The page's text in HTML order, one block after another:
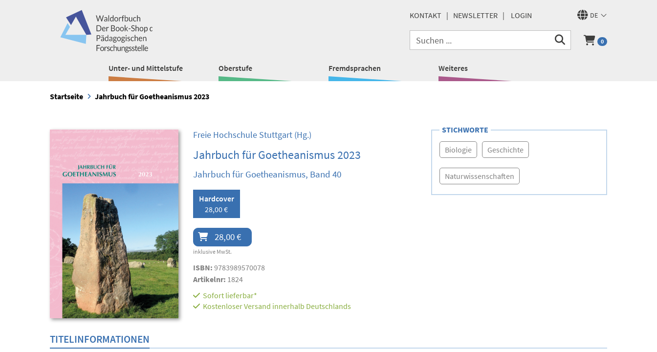
DE
KONTAKT NEWSLETTER LOGIN
0
Unter- und Mittelstufe Oberstufe Fremdsprachen Weiteres
Startseite Jahrbuch für Goetheanismus 2023
Freie Hochschule Stuttgart(Hg.)
Jahrbuch für Goetheanismus 2023
Jahrbuch für Goetheanismus, Band 40
Hardcover
28,00 €
28,00 €
inklusive MwSt.
ISBN: 9783989570078
Artikelnr: 1824
Sofort lieferbar*
Kostenloser Versand innerhalb Deutschlands
STICHWORTE
Biologie Geschichte
Naturwissenschaften
TITELINFORMATIONEN